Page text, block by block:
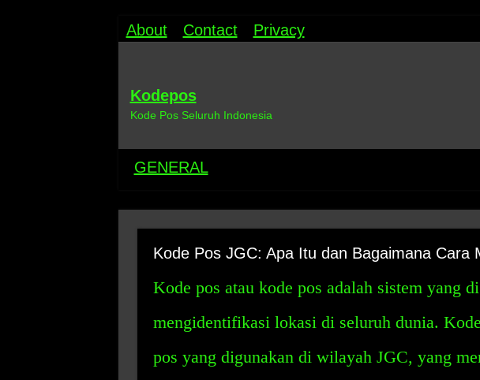
About Contact Privacy
Kodepos
Kode Pos Seluruh Indonesia
GENERAL
Kode Pos JGC: Apa Itu dan Bagaimana Cara
Kode pos atau kode pos adalah sistem yang
mengidentifikasi lokasi di seluruh dunia.
pos yang digunakan di wilayah JGC, yang